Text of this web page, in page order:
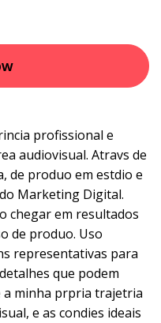
profissional e
audiovisual. Atravs de
de produo em estdio e
Marketing Digital.
chegar em resultados
de produo. Uso
representativas para
que podem
a minha prpria trajetria
e as condies ideais